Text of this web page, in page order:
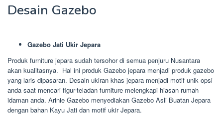
Desain Gazebo
Gazebo Jati Ukir Jepara
Produk furniture jepara sudah tersohor di semua penjuru Nusantara
akan kualitasnya. Hal ini produk Gazebo jepara menjadi produk gazebo
yang laris dipasaran. Desain ukiran khas jepara menjadi motif unik opsi
anda saat mencari figur-teladan furniture melengkapi hiasan rumah
idaman anda. Arinie Gazebo menyediakan Gazebo Asli Buatan Jepara
dengan bahan Kayu Jati dan motif ukir Jepara.